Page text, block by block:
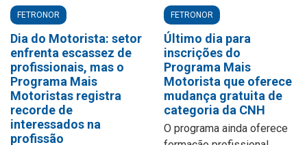
FETRONOR
Dia do Motorista: setor
enfrenta escassez de
profissionais, mas o
Programa Mais
Motoristas registra
recorde de
interessados na
profissão
FETRONOR
Último dia para
inscrições do
Programa Mais
Motorista que oferece
mudança gratuita de
categoria da CNH
O programa ainda oferece